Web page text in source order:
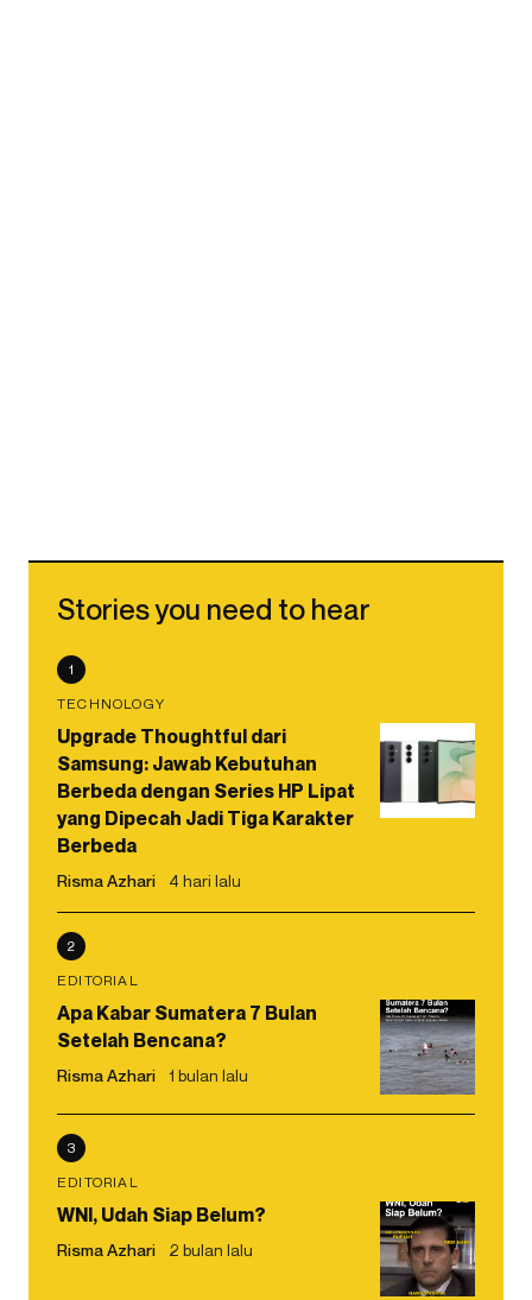
Stories you need to hear
1
TECHNOLOGY
Upgrade Thoughtful dari
Samsung: Jawab Kebutuhan
Berbeda dengan Series HP Lipat
yang Dipecah Jadi Tiga Karakter
Berbeda
Risma Azhari 4 hari lalu
2
EDITORIAL
Apa Kabar Sumatera 7 Bulan
Setelah Bencana?
Risma Azhari 1 bulan lalu
3
EDITORIAL
WNI, Udah Siap Belum?
Risma Azhari 2 bulan lalu